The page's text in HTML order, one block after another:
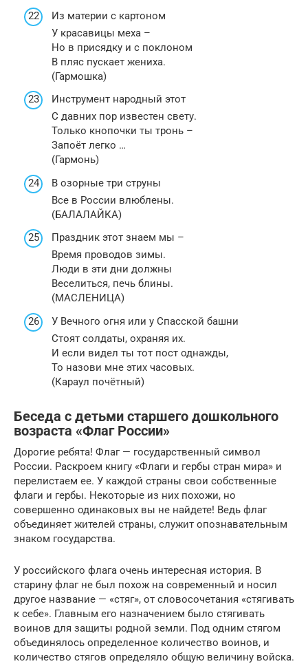
Из материи с картоном
У красавицы меха –
Но в присядку и с поклоном
В пляс пускает жениха.
(Гармошка)
Инструмент народный этот
С давних пор известен свету.
Только кнопочки ты тронь –
Запоёт легко …
(Гармонь)
В озорные три струны
Все в России влюблены.
(БАЛАЛАЙКА)
Праздник этот знаем мы –
Время проводов зимы.
Люди в эти дни должны
Веселиться, печь блины.
(МАСЛЕНИЦА)
У Вечного огня или у Спасской башни
Стоят солдаты, охраняя их.
И если видел ты тот пост однажды,
То назови мне этих часовых.
(Караул почётный)
Беседа с детьми старшего дошкольного
возраста «Флаг России»
Дорогие ребята! Флаг — государственный символ
России. Раскроем книгу «Флаги и гербы стран мира» и
перелистаем ее. У каждой страны свои собственные
флаги и гербы. Некоторые из них похожи, но
совершенно одинаковых вы не найдете! Ведь флаг
объединяет жителей страны, служит опознавательным
знаком государства.
У российского флага очень интересная история. В
старину флаг не был похож на современный и носил
другое название — «стяг», от словосочетания «стягивать
к себе». Главным его назначением было стягивать
воинов для защиты родной земли. Под одним стягом
объединялось определенное количество воинов, и
количество стягов определяло общую величину войска.